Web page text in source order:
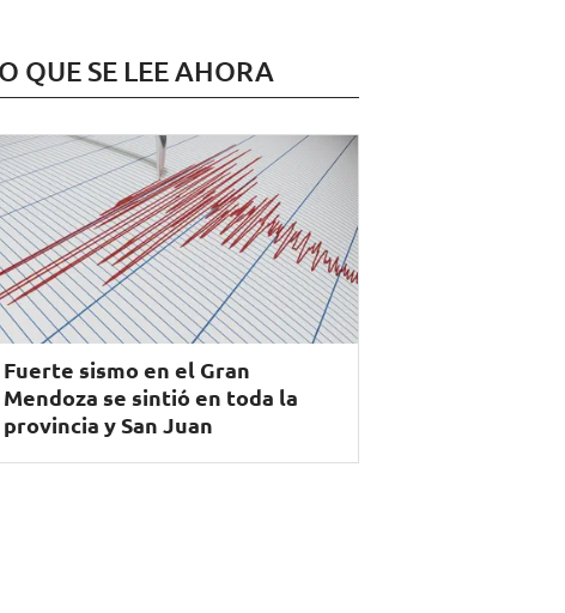
QUE SE LEE AHORA
Fuerte sismo en el Gran
Mendoza se sintió en toda la
provincia y San Juan